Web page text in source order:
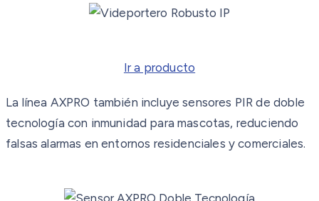
Ir a producto
La línea AXPRO también incluye sensores PIR de doble
tecnología con inmunidad para mascotas, reduciendo
falsas alarmas en entornos residenciales y comerciales.